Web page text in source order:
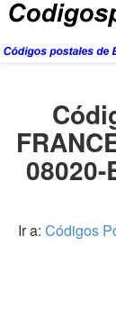
Ir a: Códigos